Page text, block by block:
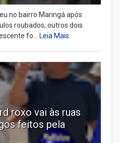
no bairro Maringá após
roubados; outros dois
fo...
Leia Mais
roxo vai às ruas
feitos pela